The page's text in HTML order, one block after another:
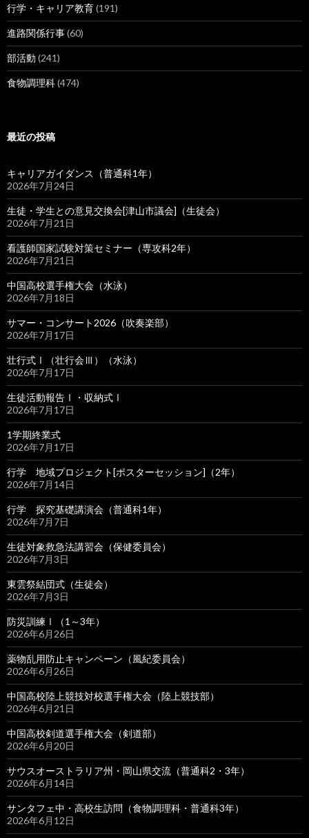
行学・キャリア教育(191)
進路関係行事(60)
部活動 (241)
食物調理科(474)
最近の投稿
キャリアガイダンス（普通科1年）
2026年7月24日
生徒・学生との意見交換会[津山市議会]（生徒会）
2026年7月21日
看護師国家試験対策セミナー（専攻科2年）
2026年7月21日
中国高校選手権大会（水泳）
2026年7月18日
サマー・コンサート2026（吹奏楽部）
2026年7月17日
壮行式Ⅰ（壮行会Ⅲ）（水泳）
2026年7月17日
生徒活動報告Ⅰ・収納式Ⅰ
2026年7月17日
1学期終業式
2026年7月17日
行学 地域プロジェクト[ポスターセッション]（2年）
2026年7月14日
行学 探究基礎講演会（普通科1年）
2026年7月7日
生徒対象救急法講習会（保健委員会）
2026年7月3日
東雲祭結団式（生徒会）
2026年7月3日
防災訓練Ⅰ（1～3年）
2026年6月26日
薬物乱用防止キャンペーン（風紀委員会）
2026年6月26日
中国高校陸上競技対校選手権大会（陸上競技部）
2026年6月21日
中国高校剣道選手権大会（剣道部）
2026年6月20日
サウスオーストラリア州・岡山県交流（普通科2・3年）
2026年6月14日
サンタフェ中・高校生訪問（食物調理科・普通科3年）
2026年6月12日